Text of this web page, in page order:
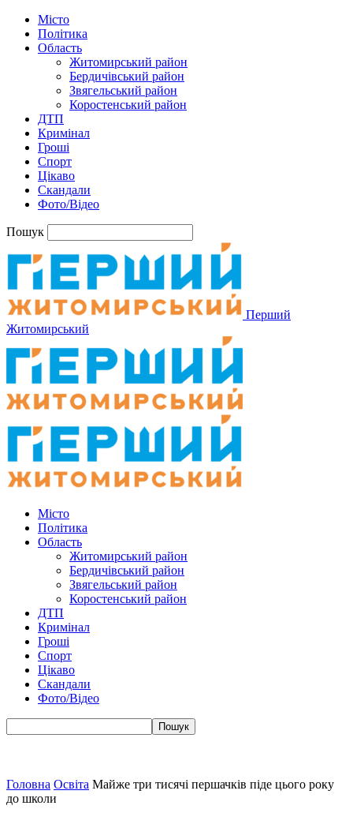
Місто
Політика
Область
Житомирський район
Бердичівський район
Звягельський район
Коростенський район
ДТП
Кримінал
Гроші
Спорт
Цікаво
Скандали
Фото/Відео
Пошук
Перший
Житомирський
Місто
Політика
Область
Житомирський район
Бердичівський район
Звягельський район
Коростенський район
ДТП
Кримінал
Гроші
Спорт
Цікаво
Скандали
Фото/Відео
Головна Освіта Майже три тисячі першачків піде цього року
до школи